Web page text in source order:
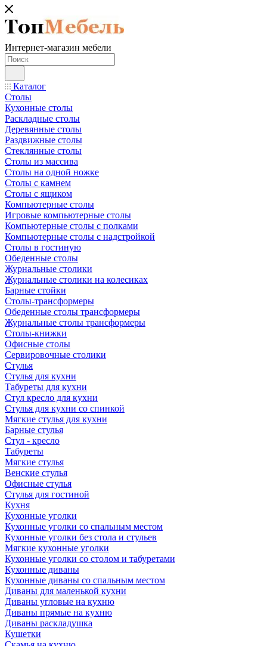
Интернет-магазин мебели
Каталог
Столы
Кухонные столы
Раскладные столы
Деревянные столы
Раздвижные столы
Стеклянные столы
Столы из массива
Столы на одной ножке
Столы с камнем
Столы с ящиком
Компьютерные столы
Игровые компьютерные столы
Компьютерные столы с полками
Компьютерные столы с надстройкой
Столы в гостиную
Обеденные столы
Журнальные столики
Журнальные столики на колесиках
Барные стойки
Столы-трансформеры
Обеденные столы трансформеры
Журнальные столы трансформеры
Столы-книжки
Офисные столы
Сервировочные столики
Стулья
Стулья для кухни
Табуреты для кухни
Стул кресло для кухни
Стулья для кухни со спинкой
Мягкие стулья для кухни
Барные стулья
Стул - кресло
Табуреты
Мягкие стулья
Венские стулья
Офисные стулья
Стулья для гостиной
Кухня
Кухонные уголки
Кухонные уголки со спальным местом
Кухонные уголки без стола и стульев
Мягкие кухонные уголки
Кухонные уголки со столом и табуретами
Кухонные диваны
Кухонные диваны со спальным местом
Диваны для маленькой кухни
Диваны угловые на кухню
Диваны прямые на кухню
Диваны раскладушка
Кушетки